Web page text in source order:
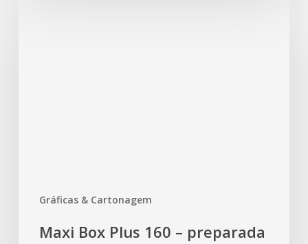
Gráficas & Cartonagem
Maxi Box Plus 160 – preparada